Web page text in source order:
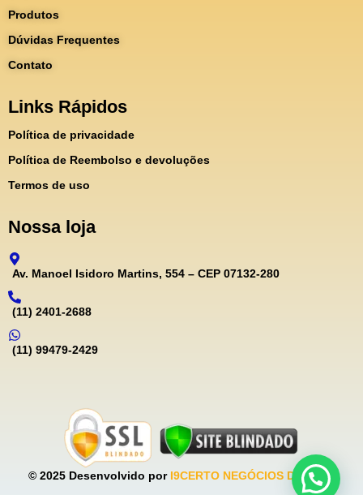
Produtos
Dúvidas Frequentes
Contato
Links Rápidos
Política de privacidade
Política de Reembolso e devoluções
Termos de uso
Nossa loja
Av. Manoel Isidoro Martins, 554 – CEP 07132-280
(11) 2401-2688
(11) 99479-2429
© 2025 Desenvolvido por I9CERTO NEGÓCIOS DIGITAIS